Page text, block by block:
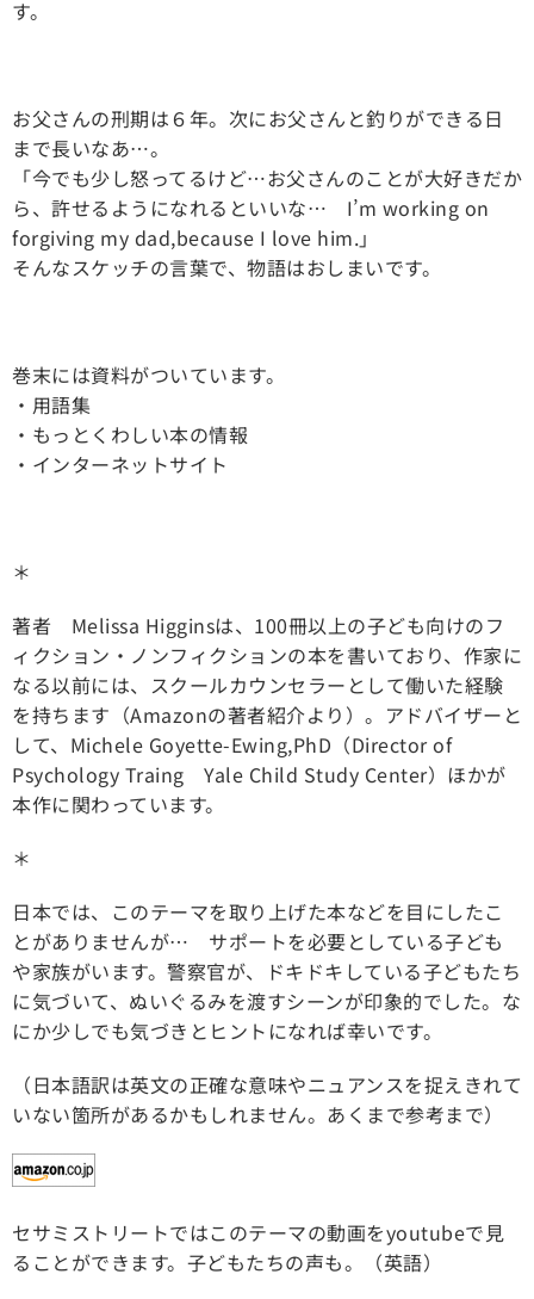
す。
お父さんの刑期は６年。次にお父さんと釣りができる日
まで長いなあ…。
「今でも少し怒ってるけど…お父さんのことが大好きだか
ら、許せるようになれるといいな… I’m working on
forgiving my dad,because I love him.」
そんなスケッチの言葉で、物語はおしまいです。
巻末には資料がついています。
・用語集
・もっとくわしい本の情報
・インターネットサイト
＊
著者 Melissa Higginsは、100冊以上の子ども向けのフ
ィクション・ノンフィクションの本を書いており、作家に
なる以前には、スクールカウンセラーとして働いた経験
を持ちます（Amazonの著者紹介より）。アドバイザーと
して、Michele Goyette-Ewing,PhD（Director of
Psychology Traing Yale Child Study Center）ほかが
本作に関わっています。
＊
日本では、このテーマを取り上げた本などを目にしたこ
とがありませんが… サポートを必要としている子ども
や家族がいます。警察官が、ドキドキしている子どもたち
に気づいて、ぬいぐるみを渡すシーンが印象的でした。な
にか少しでも気づきとヒントになれば幸いです。
（日本語訳は英文の正確な意味やニュアンスを捉えきれて
いない箇所があるかもしれません。あくまで参考まで）
セサミストリートではこのテーマの動画をyoutubeで見
ることができます。子どもたちの声も。（英語）